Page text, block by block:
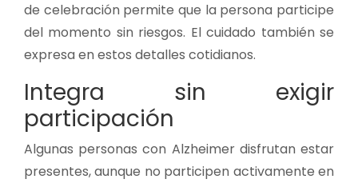
de celebración permite que la persona participe
del momento sin riesgos. El cuidado también se
expresa en estos detalles cotidianos.
Integra sin exigir
participación
Algunas personas con Alzheimer disfrutan estar
presentes, aunque no participen activamente en